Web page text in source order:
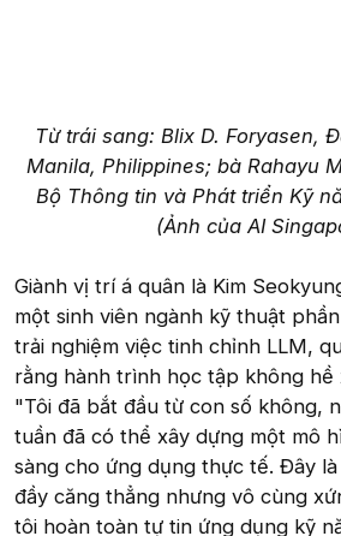
Từ trái sang: Blix D. Foryasen,
Manila, Philippines; bà Rahayu
Bộ Thông tin và Phát triển Kỹ
(Ảnh của AI
Giành vị trí á quân là Kim
một sinh viên ngành kỹ thuật
trải nghiệm việc tinh chỉnh LLM,
rằng hành trình học tập không hề
"Tôi đã bắt đầu từ con số không,
tuần đã có thể xây dựng một mô
sàng cho ứng dụng thực tế. Đây
đầy căng thẳng nhưng vô cùng
tôi hoàn toàn tự tin ứng dụng kỹ